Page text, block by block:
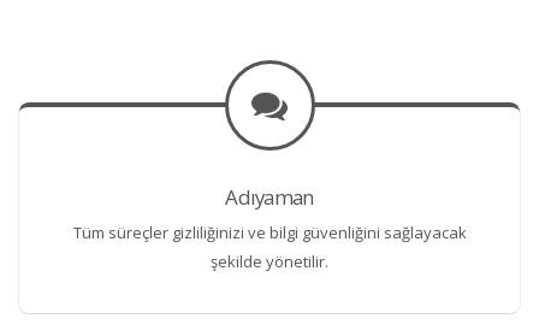
Adıyaman
Tüm süreçler gizliliğinizi ve bilgi güvenliğini sağlayacak
şekilde yönetilir.